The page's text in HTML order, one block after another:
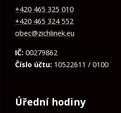
+420 465 325 010
+420 465 324 552
obec@zichlinek.eu
IČ: 00279862
Číslo účtu: 10522611 / 0100
Úřední hodiny